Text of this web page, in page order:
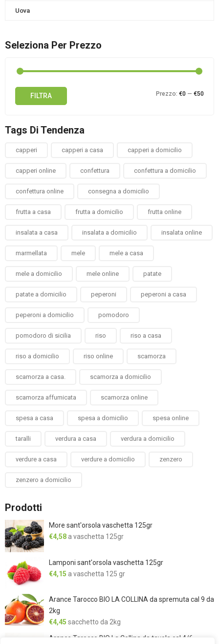
Uova
Seleziona Per Prezzo
FILTRA Prezzo: €0 — €50
Tags Di Tendenza
capperi capperi a casa capperi a domicilio
capperi online confettura confettura a domicilio
confettura online consegna a domicilio
frutta a casa frutta a domicilio frutta online
insalata a casa insalata a domicilio insalata online
marmellata mele mele a casa
mele a domicilio mele online patate
patate a domicilio peperoni peperoni a casa
peperoni a domicilio pomodoro
pomodoro di sicilia riso riso a casa
riso a domicilio riso online scamorza
scamorza a casa. scamorza a domicilio
scamorza affumicata scamorza online
spesa a casa spesa a domicilio spesa online
taralli verdura a casa verdura a domicilio
verdure a casa verdure a domicilio zenzero
zenzero a domicilio
Prodotti
More sant'orsola vaschetta 125gr
€4,58 a vaschetta 125gr
Lamponi sant'orsola vaschetta 125gr
€4,15 a vaschetta 125 gr
Arance Tarocco BIO LA COLLINA da spremuta cal 9 da
2kg
€4,45 sacchetto da 2kg
Arance Tarocco BIO La Collina da tavola cal 4/6